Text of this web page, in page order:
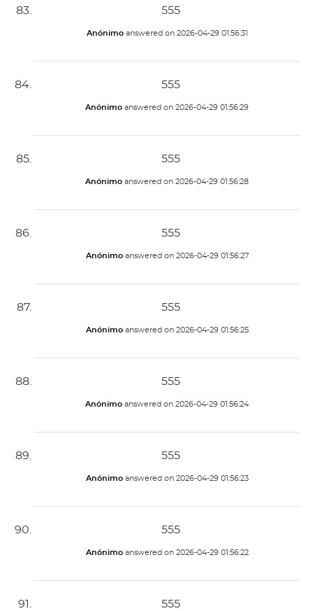
555
Anónimoanswered on 2026-04-29 01:56:31
555
Anónimo answered on 2026-04-29 01:56:29
555
Anónimo answered on 2026-04-29 01:56:28
555
Anónimoanswered on 2026-04-29 01:56:27
555
Anónimoanswered on 2026-04-29 01:56:25
555
Anónimo answered on 2026-04-29 01:56:24
555
Anónimoanswered on 2026-04-29 01:56:23
555
Anónimoanswered on 2026-04-29 01:56:22
555